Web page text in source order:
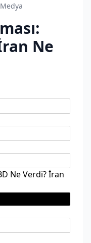
Ne
Ne Verdi? İran